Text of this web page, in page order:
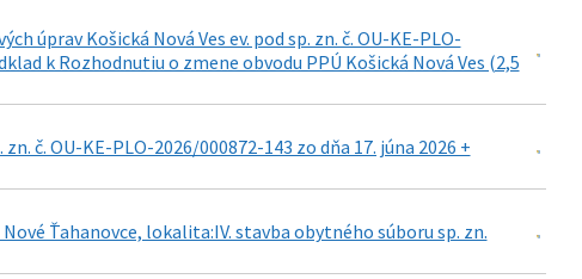
úprav Košická Nová Ves ev. pod sp. zn. č. OU-KE-PLO-
k Rozhodnutiu o zmene obvodu PPÚ Košická Nová Ves (2,5
č. OU-KE-PLO-2026/000872-143 zo dňa 17. júna 2026 +
Ťahanovce, lokalita:IV. stavba obytného súboru sp. zn.